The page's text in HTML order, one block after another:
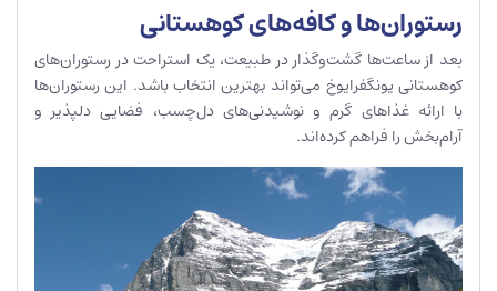
رستوران‌ها و کافه‌های کوهستانی
بعد از ساعت‌ها گشت‌وگذار در طبیعت، یک استراحت در رستوران‌های
کوهستانی یونگفرایوخ می‌تواند بهترین انتخاب باشد. این رستوران‌ها
با ارائه غذاهای گرم و نوشیدنی‌های دل‌چسب، فضایی دلپذیر و
آرام‌بخش را فراهم کرده‌اند.